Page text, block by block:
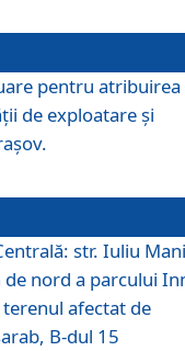
pentru atribuirea
de exploatare şi
str. Iuliu
nord a parcului
afectat de
B-dul 15